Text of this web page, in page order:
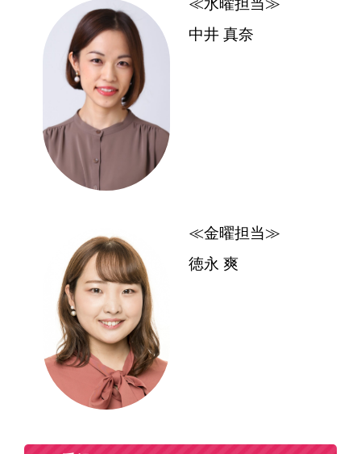
≪水曜担当≫
中井 真奈
≪金曜担当≫
徳永 爽